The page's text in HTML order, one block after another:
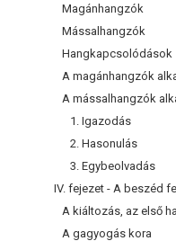
Magánhangzók
Mássalhangzók
Hangkapcsolódások
A magánhangzók
A mássalhangzók
1. Igazodás
2. Hasonulás
3. Egybeolvadás
IV. fejezet - A beszéd
A kiáltozás, az első
A gagyogás kora